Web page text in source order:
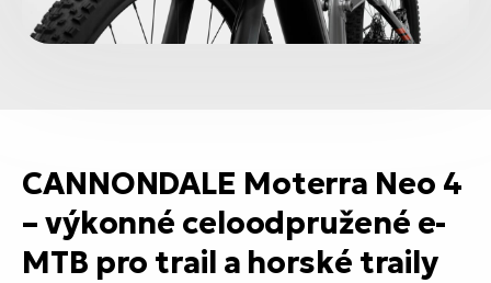
CANNONDALE Moterra Neo 4
– výkonné celoodpružené e-
MTB pro trail a horské traily